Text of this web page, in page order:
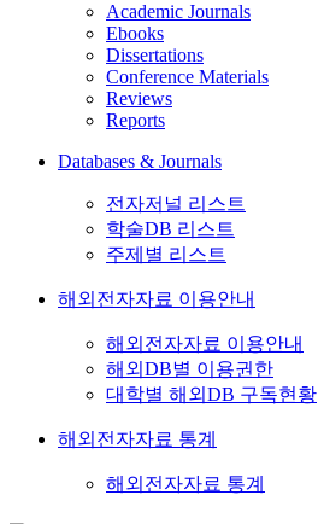
Academic Journals
Ebooks
Dissertations
Conference Materials
Reviews
Reports
Databases & Journals
전자저널 리스트
학술DB 리스트
주제별 리스트
해외전자자료 이용안내
해외전자자료 이용안내
해외DB별 이용권한
대학별 해외DB 구독현황
해외전자자료 통계
해외전자자료 통계